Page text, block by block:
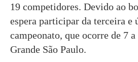
19 competidores. Devido ao
espera participar da terceira e
campeonato, que ocorre de 7
Grande São Paulo.